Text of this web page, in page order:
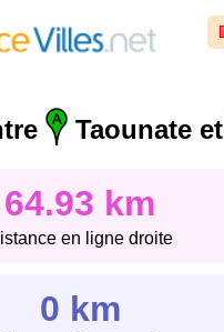
Taounate et
64.93 km
en ligne droite
0 km